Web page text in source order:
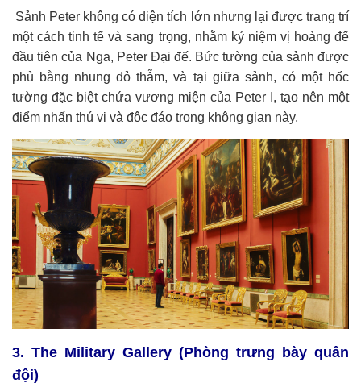
Sảnh Peter không có diện tích lớn nhưng lại được trang trí
một cách tinh tế và sang trọng, nhằm kỷ niệm vị hoàng đế
đầu tiên của Nga, Peter Đại đế. Bức tường của sảnh được
phủ bằng nhung đỏ thẫm, và tại giữa sảnh, có một hốc
tường đặc biệt chứa vương miện của Peter I, tạo nên một
điểm nhấn thú vị và độc đáo trong không gian này.
3. The Military Gallery (Phòng trưng bày quân
đội)